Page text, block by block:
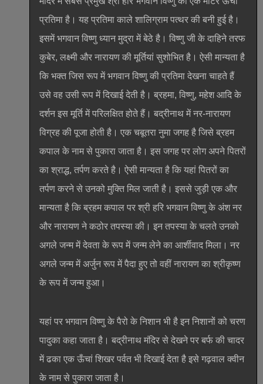
प्रतिमा है। यह प्रतिमा काले शालिग्राम पत्थर की बनी हुई है।
इसमें भगवान विष्णु ध्यान मुद्रा में बेठे है। विष्णु जी के दाहिने तरफ
कुबेर, लक्ष्मी और नारायण की मूर्तियां सुशोभित है। ऐसी मान्यता है
कि भक्त जिस रूप में भगवान विष्णु की प्रतिमा देखना चाहते हैं
उसे वह उसी रूप में दिखाई देती है। ब्रहमा, विष्णु, महेश आदि के
दर्शन इस मूर्ति में परिलक्षित होते हैं। बद्रीनाथ में नर-नारायण
विग्रह की पूजा होती है। एक चबूतरा नुमा जगह है जिसे ब्रहम
कपाल के नाम से पुकारा जाता है। इस जगह पर लोग अपने पितरों
का श्राद्ध, तर्पण करते है। ऐसी मान्यता है कि यहां पितरों का
तर्पण करने से उनको मुक्ति मिल जाती है। इससे जुड़ी एक और
मान्यता है कि ब्रहम कपाल पर श्री हरि भगवान विष्णु के अंश नर
और नारायण ने कठोर तपस्या की। इन तपस्या के चलते उनको
अगले जन्म में देवता के रूप में जन्म लेने का आर्शीवाद मिला। नर
अगले जन्म में अर्जुन रूप में पैदा हुए तो वहीं नारायण का श्रीकृष्ण
के रूप में जन्म हुआ।
यहां पर भगवान विष्णु के पैरो के निशान भी है इन निशानों को चरण
पादुका कहा जाता है। बद्रीनाथ मंदिर से देखने पर बर्फ की चादर
में ढका एक ऊँचां शिखर पर्वत भी दिखाई देता है इसे गढ़वाल क्वीन
के नाम से पुकारा जाता है।